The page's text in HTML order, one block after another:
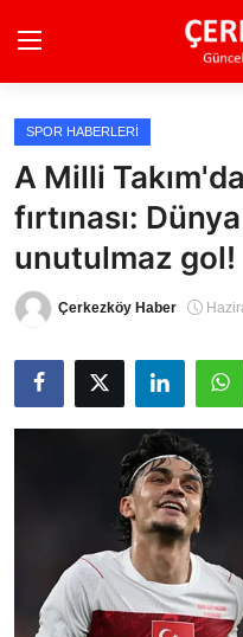
Ana Sayfa
Son Dakika
Ekonomi Haberleri
Magazin Haberleri
Spor Haberleri
Teknoloji Haberleri
Dünya Haberleri
Çerkezköy
SPOR HABERLERI
A Milli
fırtınası:
unutulmaz gol!
Çerkezköy Haber